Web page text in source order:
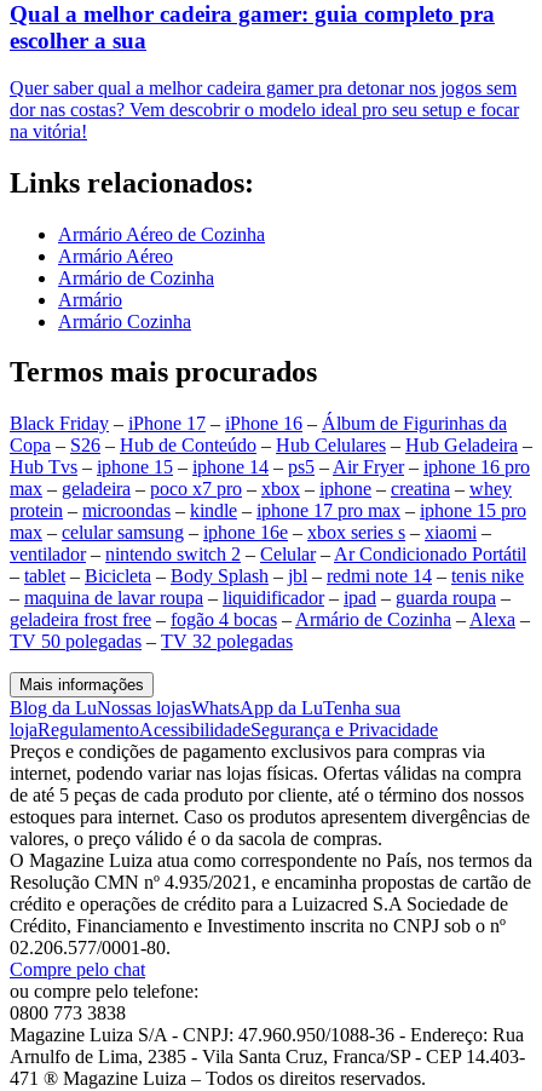
Qual a melhor cadeira gamer: guia completo pra
escolher a sua
Quer saber qual a melhor cadeira gamer pra detonar nos jogos sem
dor nas costas? Vem descobrir o modelo ideal pro seu setup e focar
na vitória!
Links relacionados:
Armário Aéreo de Cozinha
Armário Aéreo
Armário de Cozinha
Armário
Armário Cozinha
Termos mais procurados
Black Friday – iPhone 17 – iPhone 16 – Álbum de Figurinhas da
Copa – S26 – Hub de Conteúdo – Hub Celulares – Hub Geladeira –
Hub Tvs – iphone 15 – iphone 14 – ps5 – Air Fryer– iphone 16 pro
max – geladeira – poco x7 pro – xbox – iphone – creatina – whey
protein – microondas – kindle – iphone 17 pro max – iphone 15 pro
max – celular samsung – iphone 16e – xbox series s – xiaomi –
ventilador– nintendo switch 2 – Celular– Ar Condicionado Portátil
– tablet – Bicicleta – Body Splash – jbl – redmi note 14 – tenis nike
– maquina de lavar roupa – liquidificador– ipad – guarda roupa –
geladeira frost free – fogão 4 bocas – Armário de Cozinha – Alexa –
TV 50 polegadas – TV 32 polegadas
Mais informações
Blog da LuNossas lojasWhatsApp da LuTenha sua
lojaRegulamentoAcessibilidadeSegurança e Privacidade
Preços e condições de pagamento exclusivos para compras via
internet, podendo variar nas lojas físicas. Ofertas válidas na compra
de até 5 peças de cada produto por cliente, até o término dos nossos
estoques para internet. Caso os produtos apresentem divergências de
valores, o preço válido é o da sacola de compras.
O Magazine Luiza atua como correspondente no País, nos termos da
Resolução CMN nº 4.935/2021, e encaminha propostas de cartão de
crédito e operações de crédito para a Luizacred S.A Sociedade de
Crédito, Financiamento e Investimento inscrita no CNPJ sob o nº
02.206.577/0001-80.
Compre pelo chat
ou compre pelo telefone:
0800 773 3838
Magazine Luiza S/A - CNPJ: 47.960.950/1088-36 - Endereço: Rua
Arnulfo de Lima, 2385 - Vila Santa Cruz, Franca/SP - CEP 14.403-
471 ® Magazine Luiza – Todos os direitos reservados.